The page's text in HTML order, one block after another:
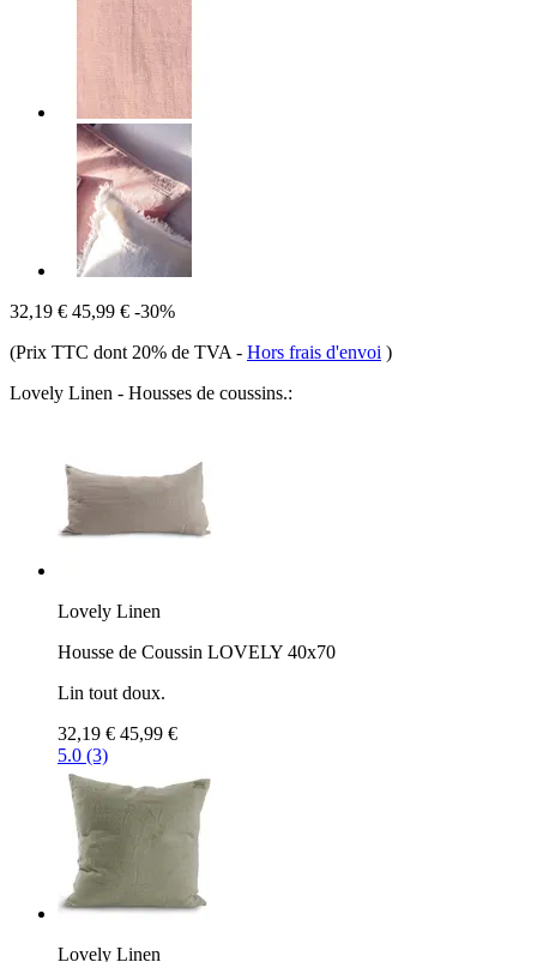
32,19 € 45,99 € -30%
(Prix TTC dont 20% de TVA - Hors frais d'envoi )
Lovely Linen - Housses de coussins.:
Lovely Linen
Housse de Coussin LOVELY 40x70
Lin tout doux.
32,19 € 45,99 €
5.0 (3)
Lovely Linen